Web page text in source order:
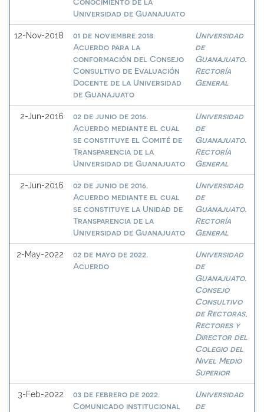
Universidad de Guanajuato
12-Nov-2018
01 de noviembre 2018.
Acuerdo para la
conformación del Consejo
Consultivo de Evaluación
Docente de la Universidad
de Guanajuato
Universidad
de
Guanajuato.
Rectoría
General
2-Jun-2016
02 de junio de 2016.
Acuerdo mediante el cual
se constituye el Comité de
Transparencia de la
Universidad de Guanajuato
Universidad
de
Guanajuato.
Rectoría
General
2-Jun-2016
02 de junio de 2016.
Acuerdo mediante el cual
se constituye la Unidad de
Transparencia de la
Universidad de Guanajuato
Universidad
de
Guanajuato.
Rectoría
General
2-May-2022
02 de mayo de 2022.
Acuerdo
Universidad
de
Guanajuato.
Consejo
Consultivo
de Rectoras,
Rectores y
Director del
Colegio del
Nivel Medio
Superior
3-Feb-2022
03 de febrero de 2022.
Comunicado institucional
Universidad
de